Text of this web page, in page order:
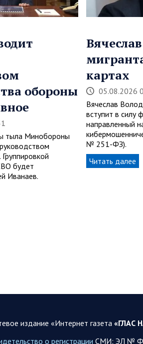
обороны
тыла Минобороны
будет
Иванаев.
картах
05.08.2026
Вячеслав
вступит в силу
направленный
№ 251-ФЗ).
Читать далее
издание «Интернет газета «ГЛАС
о регистрации СМИ: ЭЛ №